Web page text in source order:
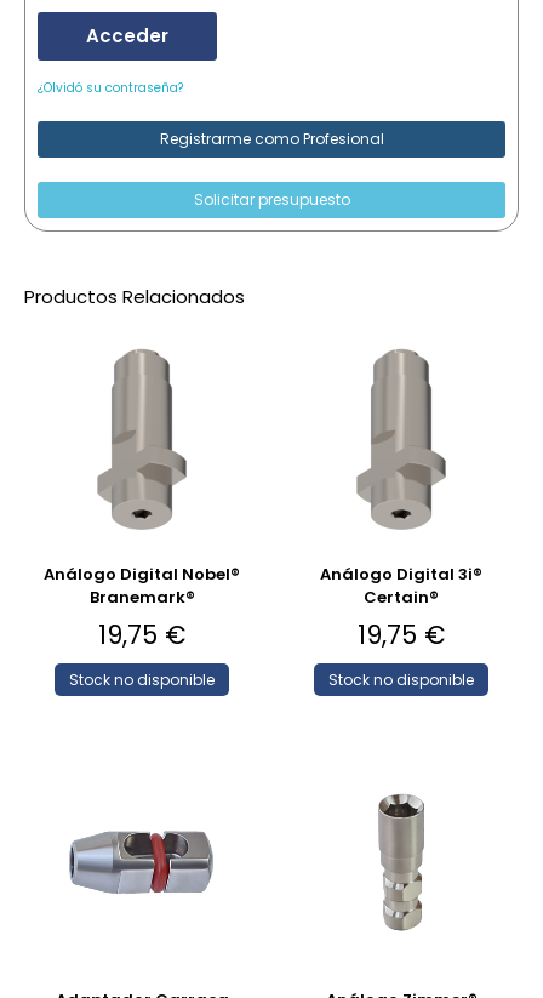
Acceder
¿Olvidó su contraseña?
Registrarme como Profesional
Solicitar presupuesto
Productos Relacionados
Análogo Digital Nobel®
Branemark®
19,75 €
Stock no disponible
Análogo Digital 3i®
Certain®
19,75 €
Stock no disponible